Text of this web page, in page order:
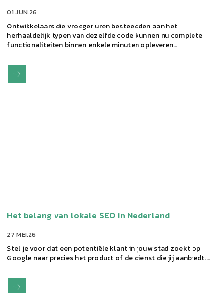
01 JUN,26
Ontwikkelaars die vroeger uren besteedden aan het
herhaaldelijk typen van dezelfde code kunnen nu complete
functionaliteiten binnen enkele minuten opleveren…
27 MEI,26
Stel je voor dat een potentiële klant in jouw stad zoekt op
Google naar precies het product of de dienst die jij aanbiedt.…
Het belang van lokale SEO in Nederland